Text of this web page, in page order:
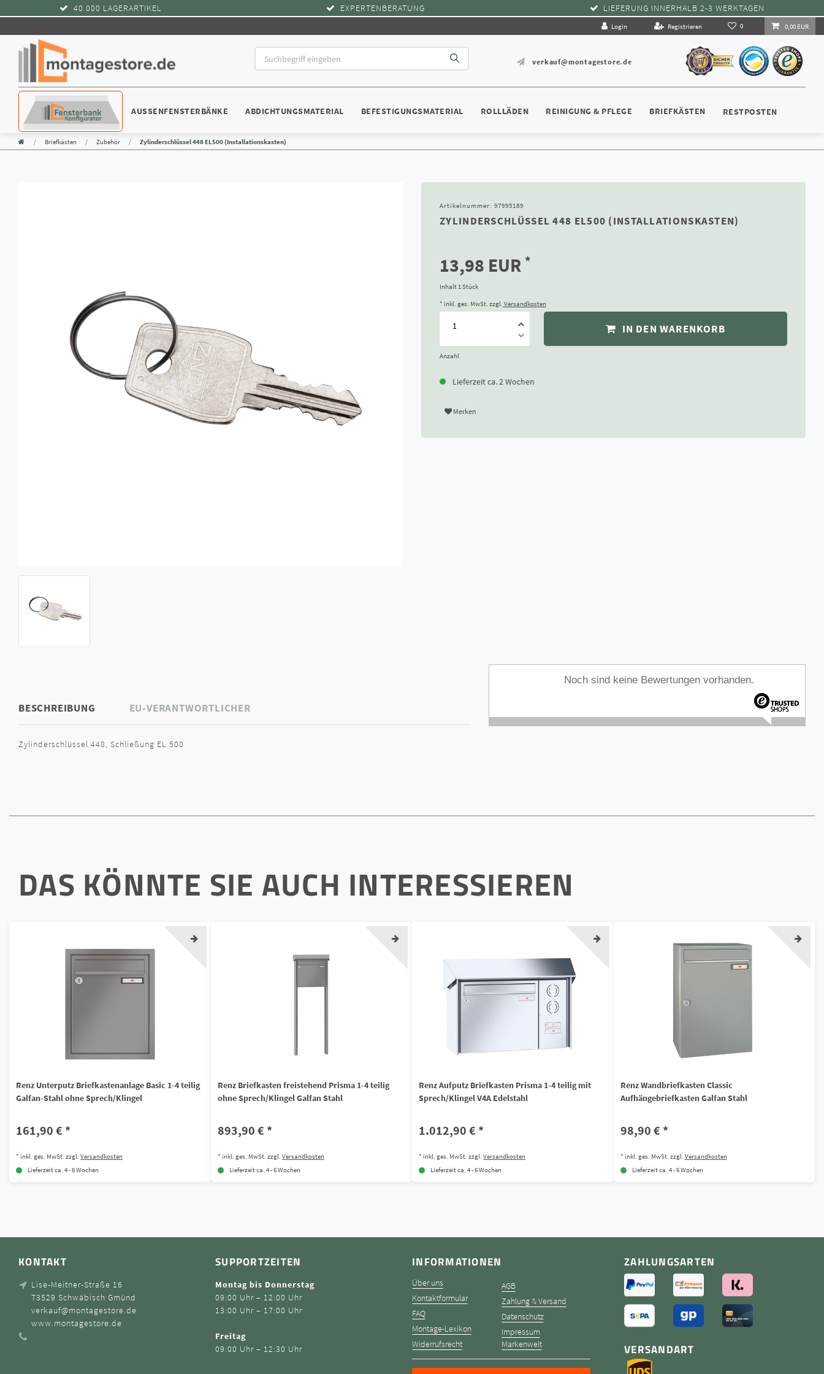
40.000 LAGERARTIKEL EXPERTENBERATUNG LIEFERUNG INNERHALB 2-3 WERKTAGEN
Login Registrieren 0 0,00 EUR
verkauf@montagestore.de
KONFIGURATOR
AUSSENFENSTERBÄNKE
ABDICHTUNGSMATERIAL BEFESTIGUNGSMATERIAL ROLLLÄDEN REINIGUNG & PFLEGE BRIEFKÄSTEN RESTPOSTEN
Briefkästen Zubehör Zylinderschlüssel 448 EL500 (Installationskasten)
Artikelnummer: 97995189
ZYLINDERSCHLÜSSEL 448 EL500 (INSTALLATIONSKASTEN)
13,98 EUR *
Inhalt 1Stück
* inkl. ges. MwSt. zzgl. Versandkosten
IN DEN WARENKORB
Anzahl
Lieferzeit ca. 2 Wochen
Merken
BESCHREIBUNG EU-VERANTWORTLICHER
Zylinderschlüssel 448, Schließung EL 500
Noch sind keine Bewertungen vorhanden.
DAS KÖNNTE SIE AUCH INTERESSIEREN
Renz Unterputz Briefkastenanlage Basic 1-4 teilig
Galfan-Stahl ohne Sprech/Klingel
161,90 € *
*inkl. ges. MwSt. zzgl.Versandkosten
Lieferzeit ca. 4 - 6 Wochen
Renz Briefkasten freistehend Prisma 1-4 teilig
ohne Sprech/Klingel Galfan Stahl
893,90 € *
* inkl. ges. MwSt. zzgl. Versandkosten
Lieferzeit ca. 4 - 6 Wochen
Renz Aufputz Briefkasten Prisma 1-4 teilig mit
Sprech/Klingel V4A Edelstahl
1.012,90 € *
*inkl. ges. MwSt. zzgl.Versandkosten
Lieferzeit ca. 4 - 6 Wochen
Renz Wandbriefkasten Classic
Aufhängebriefkasten Galfan Stahl
98,90 € *
* inkl. ges. MwSt. zzgl. Versandkosten
Lieferzeit ca. 4 - 6 Wochen
KONTAKT
Lise-Meitner-Straße 16
73529 Schwäbisch Gmünd
verkauf@montagestore.de
www.montagestore.de
SUPPORTZEITEN
Montag bis Donnerstag
09:00 Uhr – 12:00 Uhr
13:00 Uhr – 17:00 Uhr
Freitag
09:00 Uhr – 12:30 Uhr
INFORMATIONEN
Über uns
Kontaktformular
FAQ
Montage-Lexikon
Widerrufsrecht
AGB
Zahlung & Versand
Datenschutz
Impressum
Markenwelt
ZAHLUNGSARTEN
VERSANDART